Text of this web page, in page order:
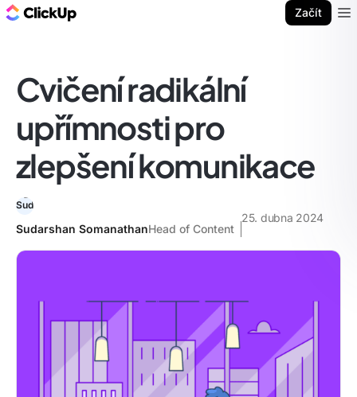
Začít
Cvičení radikální
upřímnosti pro
zlepšení komunikace
Sudarshan SomanathanHead of Content
25. dubna 2024